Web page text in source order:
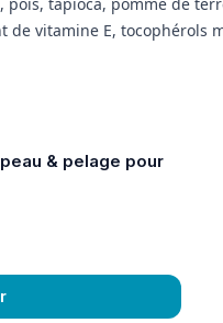
vitamine E, tocophérols
& pelage pour